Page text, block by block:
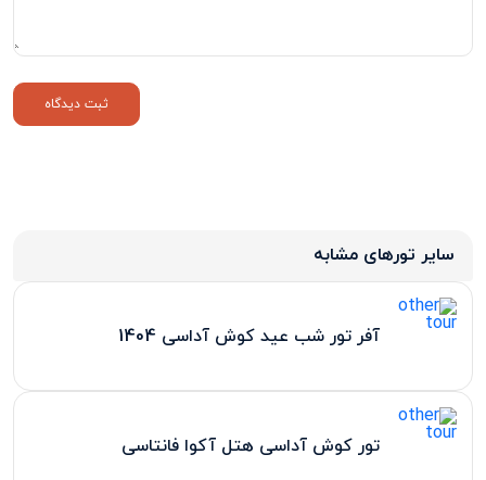
سایر تورهای مشابه
آفر تور شب عید کوش آداسی 1404
تور کوش آداسی هتل آکوا فانتاسی